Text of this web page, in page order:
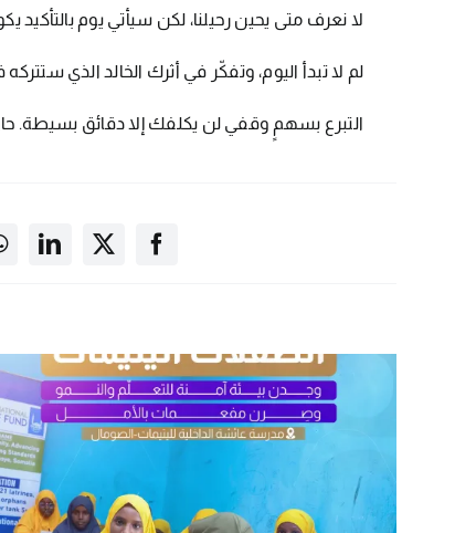
لا نعرف متى يحين رحيلنا، لكن سيأتي يوم بالتأكيد يكون
لم لا تبدأ اليوم، وتفكّر في أثرك الخالد الذي
التبرع بسهمٍ وقفي لن يكلفك إلا دقائق بسيطة.